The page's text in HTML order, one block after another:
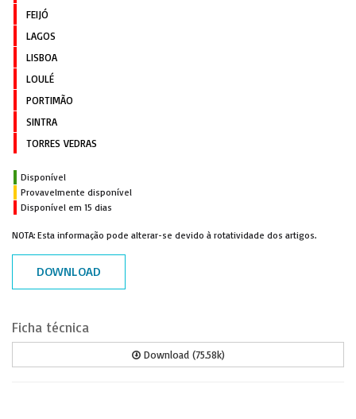
FEIJÓ
LAGOS
LISBOA
LOULÉ
PORTIMÃO
SINTRA
TORRES VEDRAS
Disponível
Provavelmente disponível
Disponível em 15 dias
NOTA: Esta informação pode alterar-se devido à rotatividade dos artigos.
DOWNLOAD
Ficha técnica
Download (75.58k)